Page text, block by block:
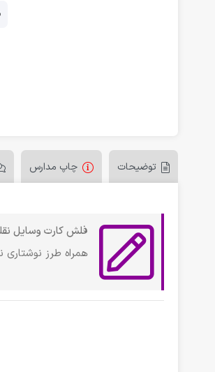
توضیحات چاپ مدارس
فلش کارت وسایل
همراه طرز نوشتاری